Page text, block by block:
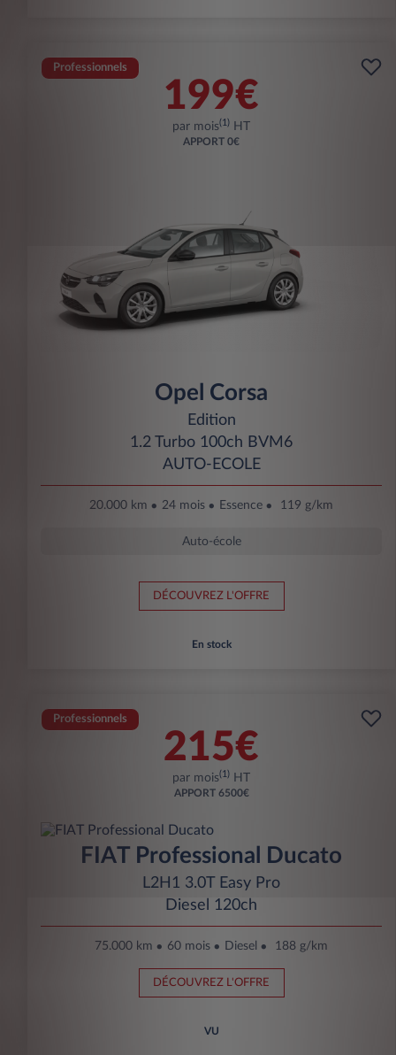
Professionnels
199€
par mois(1) HT
APPORT 0€
Opel Corsa
Edition
1.2 Turbo 100ch BVM6
AUTO-ECOLE
20.000 km 24 mois Essence 119 g/km
Auto-école
DÉCOUVREZ L'OFFRE
En stock
Professionnels
215€
par mois(1) HT
APPORT 6500€
FIAT Professional Ducato
L2H1 3.0T Easy Pro
Diesel 120ch
75.000 km 60 mois Diesel 188 g/km
DÉCOUVREZ L'OFFRE
VU